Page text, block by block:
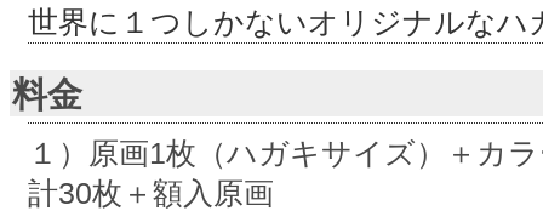
世界に１つしかないオリジナルなハ
料金
１）原画1枚（ハガキサイズ）＋カ
計30枚＋額入原画